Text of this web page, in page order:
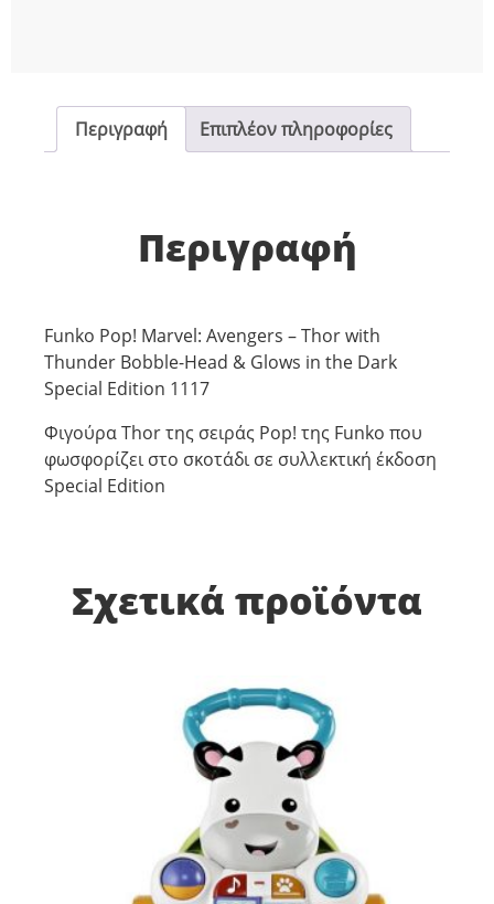
the
Dark
Περιγραφή Επιπλέον πληροφορίες
Περιγραφή
Funko Pop! Marvel: Avengers – Thor with
Thunder Bobble-Head & Glows in the Dark
Special Edition 1117
Φιγούρα Thor της σειράς Pop! της Funko που
φωσφορίζει στο σκοτάδι σε συλλεκτική έκδοση
Special Edition
Σχετικά προϊόντα